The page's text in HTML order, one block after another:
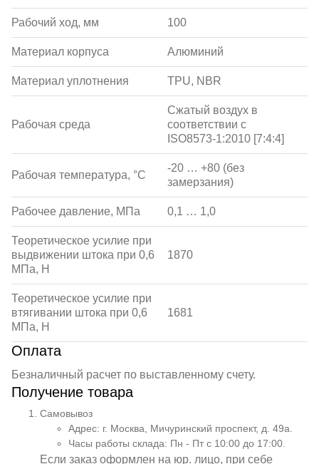
Рабочий ход, мм 100
Материал корпуса Алюминий
Материал уплотнения TPU, NBR
Рабочая среда
Сжатый воздух в
соответствии с
ISO8573-1:2010 [7:4:4]
Рабочая температура, °С
-20 … +80 (без
замерзания)
Рабочее давление, МПа 0,1 … 1,0
Теоретическое усилие при
выдвижении штока при 0,6
МПа, Н
1870
Теоретическое усилие при
втягивании штока при 0,6
МПа, Н
1681
Оплата
Безналичный расчет по выставленному счету.
Получение товара
Самовывоз
Адрес: г. Москва, Мичуринский проспект, д. 49а.
Часы работы склада: Пн - Пт с 10:00 до 17:00.
Если заказ оформлен на юр. лицо, при себе